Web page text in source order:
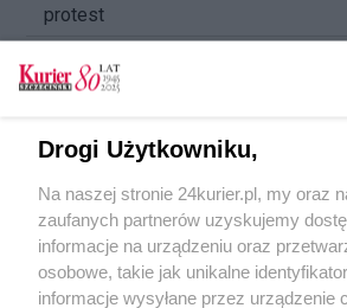
protest
Trwa belferska grypa. Co czwarty
Oświatowa "S" powołała komitet
strajkowy
Nauczyciel nie jest niczyim
POGODA
Drogi Użytkowniku,
Na naszej stronie 24kurier.pl, my oraz
zaufanych partnerów uzyskujemy
informacje na urządzeniu oraz
osobowe, takie jak unikalne
informacje wysyłane przez urządzenie